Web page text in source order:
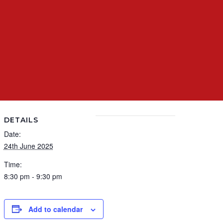
DETAILS
Date:
24th June 2025
Time:
8:30 pm - 9:30 pm
Add to calendar